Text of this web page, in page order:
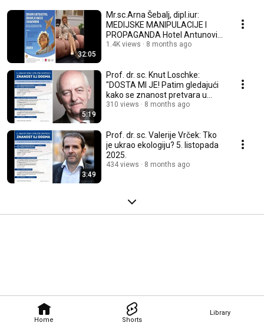
Home Shorts
Library
32:05
Mr.sc.Arna Šebalj, dipl.iur:
MEDIJSKE MANIPULACIJE I
PROPAGANDA Hotel Antunović,
Zagreb,16. 11.2025.
1.4K views 8 months ago
5:19
Prof. dr. sc. Knut Loschke:
"DOSTA MI JE! Patim gledajući
kako se znanost pretvara u
ku.vu politike!
310 views 8 months ago
3:49
Prof. dr. sc. Valerije Vrček: Tko
je ukrao ekologiju? 5. listopada
2025.
434 views 8 months ago